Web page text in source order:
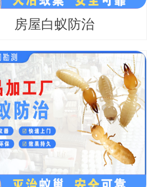
房屋白蚁防治